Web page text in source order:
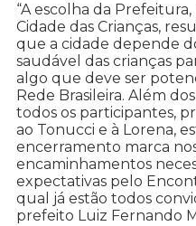
“A escolha da
Cidade das Crianças,
que a cidade depende
saudável das crianças
algo que deve ser
Rede Brasileira. Além
todos os participantes,
ao Tonucci e à Lorena,
encerramento marca
encaminhamentos
expectativas pelo
qual já estão todos
prefeito Luiz Fernando